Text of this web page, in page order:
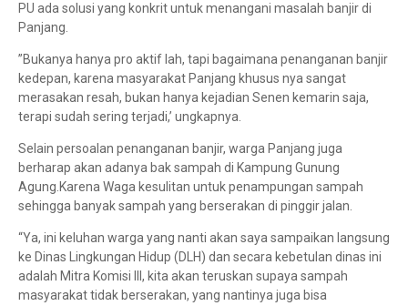
PU ada solusi yang konkrit untuk menangani masalah banjir di
Panjang.
”Bukanya hanya pro aktif lah, tapi bagaimana penanganan banjir
kedepan, karena masyarakat Panjang khusus nya sangat
merasakan resah, bukan hanya kejadian Senen kemarin saja,
terapi sudah sering terjadi,’ ungkapnya.
Selain persoalan penanganan banjir, warga Panjang juga
berharap akan adanya bak sampah di Kampung Gunung
Agung.Karena Waga kesulitan untuk penampungan sampah
sehingga banyak sampah yang berserakan di pinggir jalan.
“Ya, ini keluhan warga yang nanti akan saya sampaikan langsung
ke Dinas Lingkungan Hidup (DLH) dan secara kebetulan dinas ini
adalah Mitra Komisi III, kita akan teruskan supaya sampah
masyarakat tidak berserakan, yang nantinya juga bisa